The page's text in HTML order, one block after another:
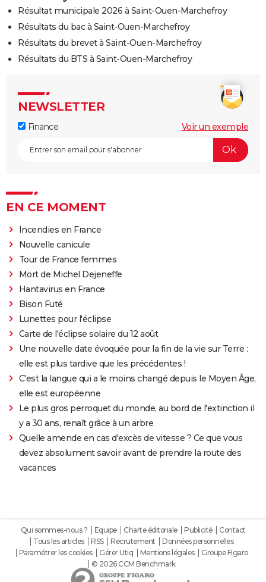
Résultat municipale 2026 à Saint-Ouen-Marchefroy
Résultats du bac à Saint-Ouen-Marchefroy
Résultats du brevet à Saint-Ouen-Marchefroy
Résultats du BTS à Saint-Ouen-Marchefroy
NEWSLETTER
Finance Voir un exemple
EN CE MOMENT
Incendies en France
Nouvelle canicule
Tour de France femmes
Mort de Michel Dejeneffe
Hantavirus en France
Bison Futé
Lunettes pour l'éclipse
Carte de l'éclipse solaire du 12 août
Une nouvelle date évoquée pour la fin de la vie sur Terre :
elle est plus tardive que les précédentes !
C'est la langue qui a le moins changé depuis le Moyen Âge,
elle est européenne
Le plus gros perroquet du monde, au bord de l'extinction il
y a 30 ans, renaît grâce à un arbre
Quelle amende en cas d'excès de vitesse ? Ce que vous
devez absolument savoir avant de prendre la route des
vacances
Qui sommes-nous ? Equipe Charte éditoriale Publicité
Contact
Tous les articles
RSS Recrutement
Données personnelles
Paramétrer les cookies
Gérer Utiq Mentions légales
Groupe Figaro
© 2026 CCM Benchmark